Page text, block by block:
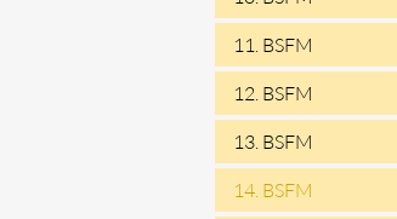
11. BSFM
12. BSFM
13. BSFM
14. BSFM